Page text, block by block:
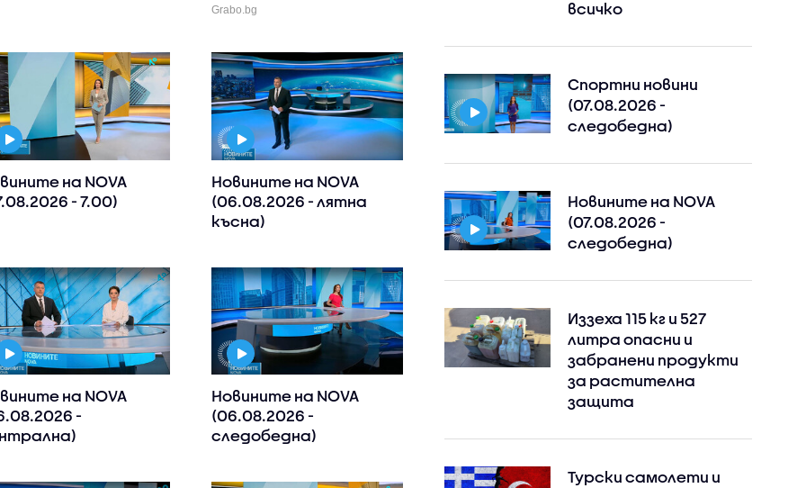
Grabo.bg
на NOVA
- 7.00)
Новините на NOVA
(06.08.2026 - лятна
късна)
на NOVA
-
Новините на NOVA
(06.08.2026 -
следобедна)
всичко
Спортни новини
(07.08.2026 -
следобедна)
Новините на NOVA
(07.08.2026 -
следобедна)
Иззеха 115 кг и 527
литра опасни и
забранени продукти
за растителна
защита
Турски самолети и